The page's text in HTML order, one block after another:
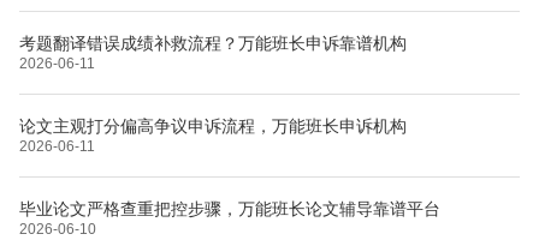
考题翻译错误成绩补救流程？万能班长申诉靠谱机构
2026-06-11
论文主观打分偏高争议申诉流程，万能班长申诉机构
2026-06-11
毕业论文严格查重把控步骤，万能班长论文辅导靠谱平台
2026-06-10